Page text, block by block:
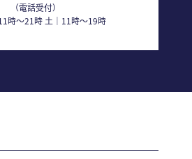
（電話受付）
時〜21時 土｜11時〜19時